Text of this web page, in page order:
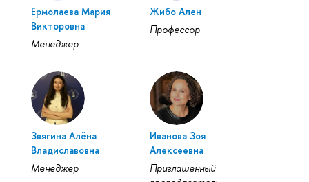
Ермолаева Мария
Викторовна
Менеджер
Жибо Ален
Профессор
Звягина Алёна
Владиславовна
Менеджер
Иванова Зоя
Алексеевна
Приглашенный